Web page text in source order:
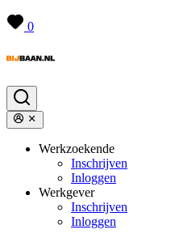
0
Werkzoekende
Inschrijven
Inloggen
Werkgever
Inschrijven
Inloggen